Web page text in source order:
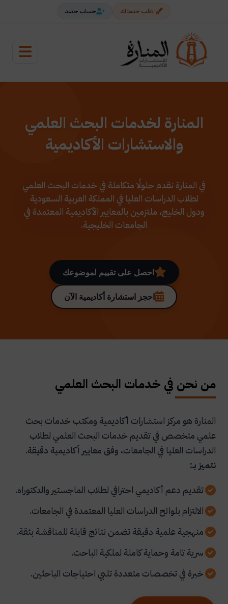
اطلب خدمتك حساب جديد
المنارة لخدمات البحث العلمي
والاستشارات الأكاديمية
في المنارة نقدم حلولًا متكاملة في خدمات البحث العلمي
لطلاب الدراسات العليا في المملكة العربية السعودية
ودول الخليج، ملتزمين بالمعايير الأكاديمية المعتمدة في
الجامعات الخليجية.
احصل على تقييم لموضوعك
احجز استشارة أكاديمية الآن
من نحن في خدمات البحث العلمي
المنارة هو مركز استشارات أكاديمية ومكتب خدمات بحث
علمي متخصص في تقديم خدمات البحث العلمي لطلاب
الدراسات العليا في الجامعات، وفق معايير أكاديمية دقيقة.
نتميز بـ:
تقديم دعم أكاديمي احترافي لطلاب الماجستير والدكتوراه.
الالتزام بلوائح الدراسات العليا المعتمدة في الجامعات.
منهجية علمية دقيقة تضمن نتائج قابلة للمناقشة بثقة.
سرية تامة وحماية كاملة لملكية الباحث.
خبرة في تخصصات متعددة تلبي احتياجات الباحثين.